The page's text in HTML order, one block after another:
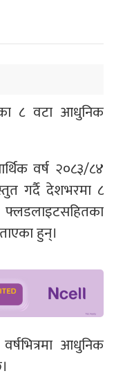
८ वटा आधुनिक
वर्ष २०८३/८४
गर्दै देशभरमा ८
हुन्।
आधुनिक